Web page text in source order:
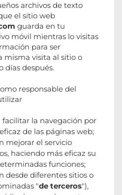
archivos de texto
el sitio web
guarda en tu
móvil mientras lo visitas
para ser
misma visita al sitio o
días después.
responsable del
facilitar la navegación por
de las páginas web;
mejorar el servicio
haciendo más eficaz su
funciones;
desde diferentes sitios o
"de terceros"),